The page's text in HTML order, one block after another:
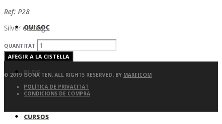
QUI SOC
BLOG
CURSOS
Ref: P28
Silver earrings
QUANTITAT
AFEGIR A LA CISTELLA
© 2019 ISONA TEN. ALL RIGHTS RESERVED. BY MARFICOM
POLÍTICA DE PRIVACITAT
CONDICIONS DE COMPRA